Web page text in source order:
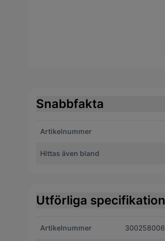
Snabbfakta
Artikelnummer
Hittas även bland
Utförliga
Artikelnummer